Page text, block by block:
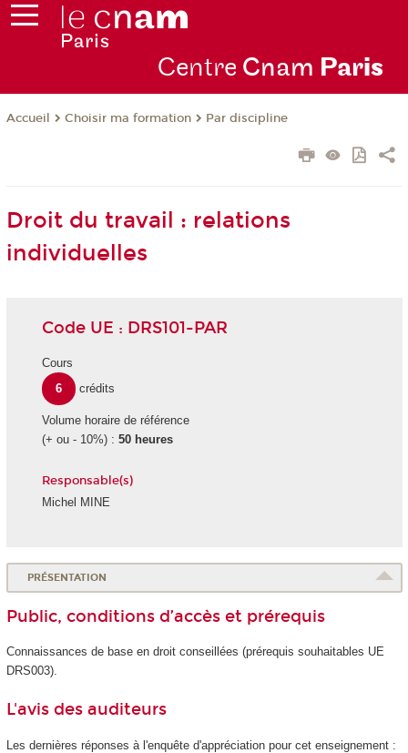
Centre Cnam Paris
Accueil Choisir ma formation Par discipline
Droit du travail : relations
individuelles
Code UE : DRS101-PAR
Cours
6
crédits
Volume horaire de référence
(+ ou - 10%) : 50 heures
Responsable(s)
Michel MINE
PRÉSENTATION
Public, conditions d’accès et prérequis
Connaissances de base en droit conseillées (prérequis souhaitables UE
DRS003).
L'avis des auditeurs
Les dernières réponses à l'enquête d'appréciation pour cet enseignement :